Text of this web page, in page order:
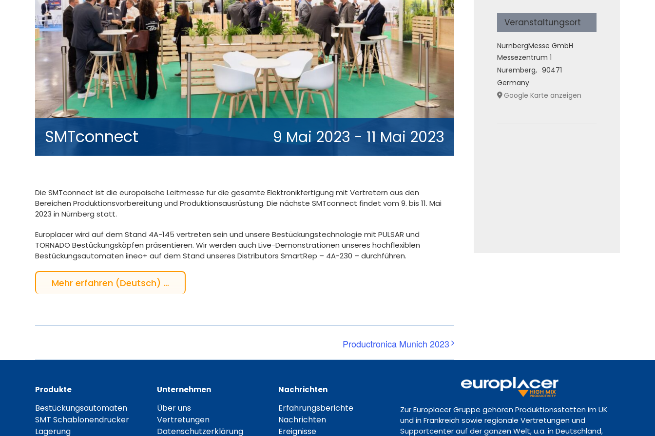
SMTconnect 9 Mai 2023 - 11 Mai 2023
Die SMTconnect ist die europäische Leitmesse für die gesamte Elektronikfertigung mit Vertretern aus den
Bereichen Produktionsvorbereitung und Produktionsausrüstung. Die nächste SMTconnect findet vom 9. bis 11. Mai
2023 in Nürnberg statt.
Europlacer wird auf dem Stand 4A-145 vertreten sein und unsere Bestückungstechnologie mit PULSAR und
TORNADO Bestückungsköpfen präsentieren. Wir werden auch Live-Demonstrationen unseres hochflexiblen
Bestückungsautomaten iineo+ auf dem Stand unseres Distributors SmartRep – 4A-230 – durchführen.
Mehr erfahren (Deutsch) …
Productronica Munich 2023
Veranstaltungsort
NurnbergMesse GmbH
Messezentrum 1
Nuremberg, 90471
Germany
Google Karte anzeigen
Produkte
Bestückungsautomaten
SMT Schablonendrucker
Lagerung
Unternehmen
Über uns
Vertretungen
Datenschutzerklärung
Nachrichten
Erfahrungsberichte
Nachrichten
Ereignisse
Zur Europlacer Gruppe gehören Produktionsstätten im UK
und in Frankreich sowie regionale Vertretungen und
Supportcenter auf der ganzen Welt, u.a. in Deutschland,